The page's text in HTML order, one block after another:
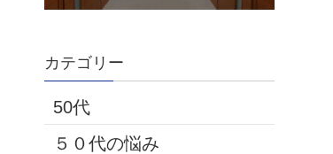
カテゴリー
50代
５０代の悩み